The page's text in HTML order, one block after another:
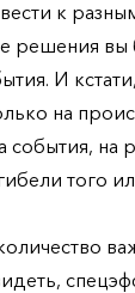
к
решения
И
на
на
того